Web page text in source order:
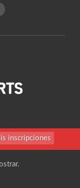
inscripciones